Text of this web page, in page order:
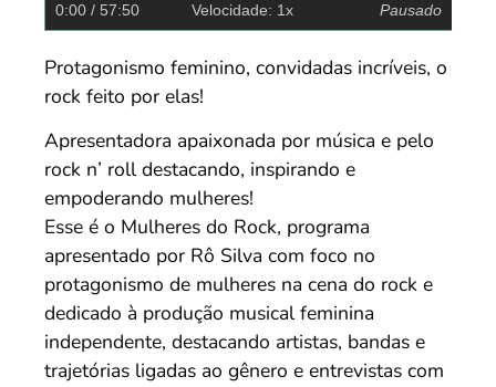
0:00 / 57:50 Velocidade: 1x Pausado
Protagonismo feminino, convidadas incríveis, o
rock feito por elas!
Apresentadora apaixonada por música e pelo
rock n’ roll destacando, inspirando e
empoderando mulheres!
Esse é o Mulheres do Rock, programa
apresentado por Rô Silva com foco no
protagonismo de mulheres na cena do rock e
dedicado à produção musical feminina
independente, destacando artistas, bandas e
trajetórias ligadas ao gênero e entrevistas com